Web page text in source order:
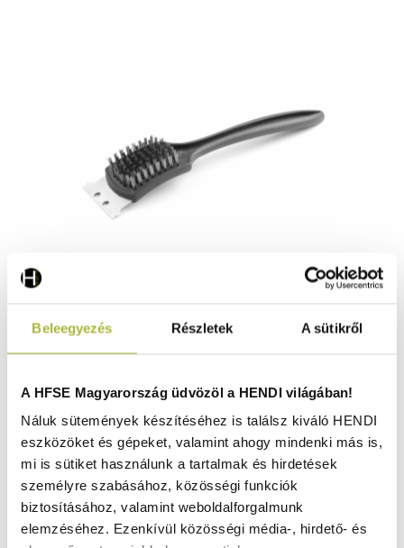
Beleegyezés Részletek A sütikről
A HFSE Magyarország üdvözöl a HENDI világában!
Náluk sütemények készítéséhez is találsz kiváló HENDI
eszközöket és gépeket, valamint ahogy mindenki más is,
mi is sütiket használunk a tartalmak és hirdetések
személyre szabásához, közösségi funkciók
biztosításához, valamint weboldalforgalmunk
elemzéséhez. Ezenkívül közösségi média-, hirdető- és
1.680Ft
(1.323Ft+ ÁFA)
KOSÁRBA